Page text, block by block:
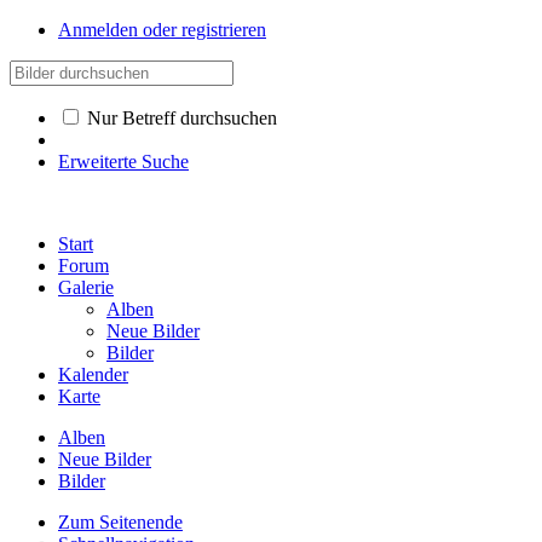
Anmelden oder registrieren
Nur Betreff durchsuchen
Erweiterte Suche
Start
Forum
Galerie
Alben
Neue Bilder
Bilder
Kalender
Karte
Alben
Neue Bilder
Bilder
Zum Seitenende